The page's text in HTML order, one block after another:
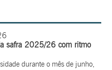
safra 2025/26 com ritmo
durante o mês de junho,